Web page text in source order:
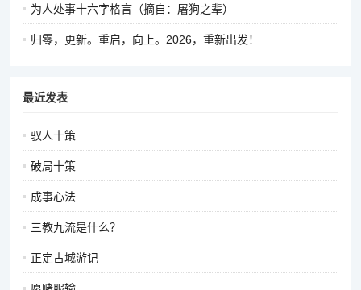
为人处事十六字格言（摘自：屠狗之辈）
归零，更新。重启，向上。2026，重新出发！
最近发表
驭人十策
破局十策
成事心法
三教九流是什么？
正定古城游记